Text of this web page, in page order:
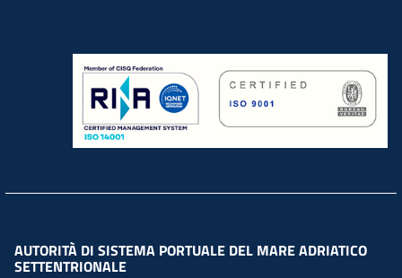
AUTORITÀ DI SISTEMA PORTUALE DEL MARE ADRIATICO
SETTENTRIONALE